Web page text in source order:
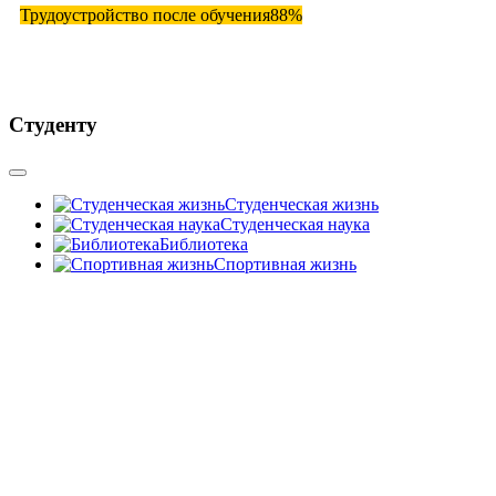
Трудоустройство после обучения88%
Студенту
Студенческая жизнь
Студенческая наука
Библиотека
Спортивная жизнь